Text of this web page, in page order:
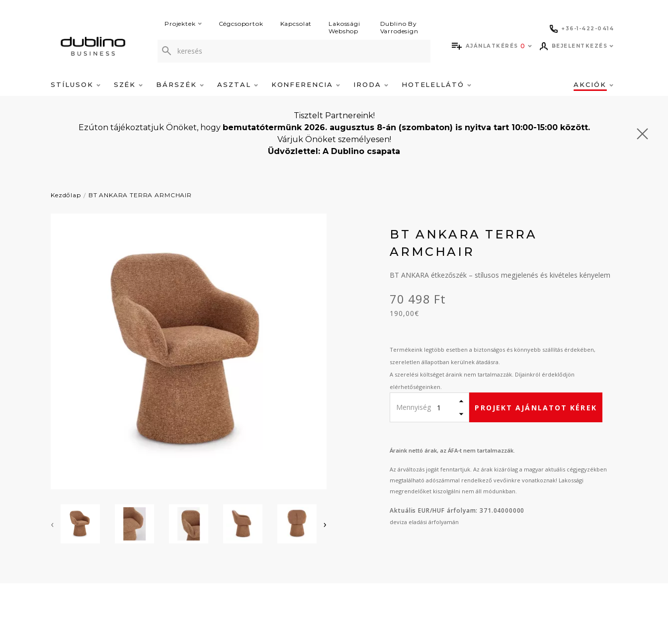
Projektek Cégcsoportok Kapcsolat
Lakossági
Webshop
Dublino By
Varrodesign
+36-1-422-0414
AJÁNLATKÉRÉS 0 BEJELENTKEZÉS
STÍLUSOK SZÉK BÁRSZÉK ASZTAL KONFERENCIA IRODA HOTELELLÁTÓ AKCIÓK
Tisztelt Partnereink!
Ezúton tájékoztatjuk Önöket, hogy bemutatótermünk 2026. augusztus 8-án (szombaton) is nyitva tart 10:00-15:00 között.
Várjuk Önöket személyesen!
Üdvözlettel: A Dublino csapata
Kezdőlap BT ANKARA TERRA ARMCHAIR
‹ ›
BT ANKARA TERRA
ARMCHAIR
BT ANKARA étkezőszék – stílusos megjelenés és kivételes kényelem
70 498 Ft
190,00€
Termékeink legtöbb esetben a biztonságos és könnyebb szállítás érdekében,
szereletlen állapotban kerülnek átadásra.
A szerelési költséget áraink nem tartalmazzák. Díjainkról érdeklődjön
elérhetőségeinken.
Mennyiség PROJEKT AJÁNLATOT KÉREK
Áraink nettó árak, az ÁFA-t nem tartalmazzák.
Az árváltozás jogát fenntartjuk. Az árak kizárólag a magyar aktuális cégjegyzékben
megtalálható adószámmal rendelkező vevőinkre vonatkoznak! Lakossági
megrendelőket kiszolgálni nem áll módunkban.
Aktuális EUR/HUF árfolyam: 371.04000000
deviza eladási árfolyamán